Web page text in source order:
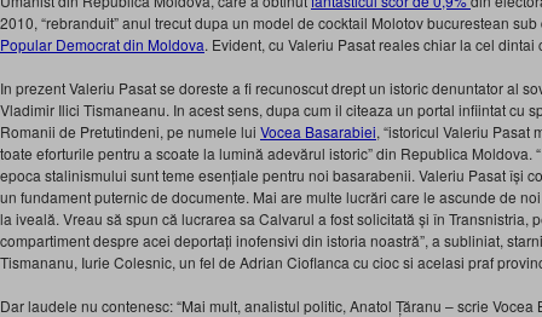
2010, “rebranduit” anul trecut dupa un model de cocktail Molotov bucurestean
Popular Democrat din Moldova. Evident, cu Valeriu Pasat reales chiar la cel dintai
In prezent Valeriu Pasat se doreste a fi recunoscut drept un istoric denuntator al
Vladimir Ilici Tismaneanu. In acest sens, dupa cum il citeaza un portal infiintat cu
Romanii de Pretutindeni, pe numele lui Vocea Basarabiei, “istoricul Valeriu Pasat
toate eforturile pentru a scoate la lumină adevărul istoric” din Republica Moldova.
epoca stalinismului sunt teme esențiale pentru noi basarabenii. Valeriu Pasat își
un fundament puternic de documente. Mai are multe lucrări care le ascunde de
la iveală. Vreau să spun că lucrarea sa Calvarul a fost solicitată și în Transnistria,
compartiment despre acei deportați inofensivi din istoria noastră”, a subliniat,
Tismananu, Iurie Colesnic, un fel de Adrian Cioflanca cu cioc si acelasi praf
Dar laudele nu contenesc: “Mai mult, analistul politic, Anatol Țăranu – scrie